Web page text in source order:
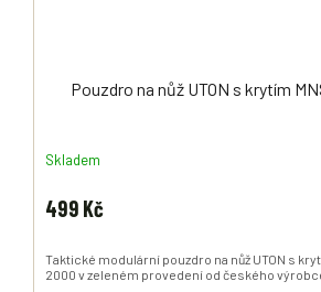
Pouzdro na nůž UTON s krytím
Skladem
499 Kč
Taktické modulární pouzdro na nůž UTON s
2000 v zeleném provedení od českého